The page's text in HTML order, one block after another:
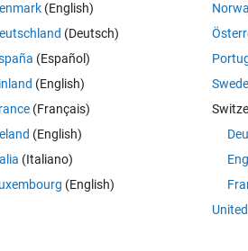
with observations that contain 41
train test matrix is 200*41. Thanks.
Partager
(English)
(Deutsch)
(Español)
(English)
(Français)
(English)
(Italiano)
(English)